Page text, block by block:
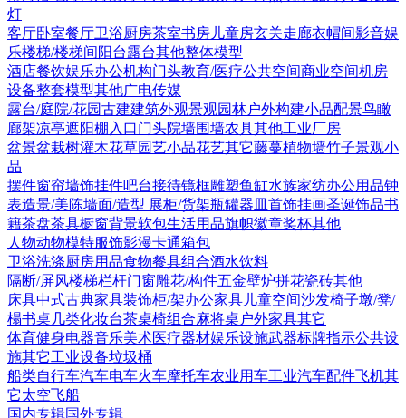
灯
客厅卧室餐厅卫浴厨房茶室书房 儿童房玄关走廊衣帽间影音娱
乐楼梯/楼梯间 阳台露台其他整体模型
酒店餐饮娱乐办公机构门头教育/医疗公共空间商业空间机房
设备整套模型其他广电传媒
露台/庭院/花园古建建筑外观景观园林户外构建小品配景鸟瞰
廊架凉亭遮阳棚 入口门头院墙围墙农具其他工业厂房
盆景盆栽树灌木花草园艺小品花艺其它藤蔓植物墙竹子景观小
品
摆件窗帘墙饰挂件吧台接待镜框雕塑鱼缸水族家纺办公用品钟
表造景/美陈墙面/造型 展柜/货架瓶罐器皿 首饰挂画圣诞饰品书
籍茶盘茶具橱窗背景软包生活用品旗帜徽章奖杯其他
人物动物模特服饰影漫卡通箱包
卫浴洗涤厨房用品食物餐具组合酒水饮料
隔断/屏风楼梯栏杆门窗雕花/构件五金壁炉拼花瓷砖其他
床具中式古典家具装饰柜/架办公家具 儿童空间沙发椅子墩/凳/
榻书桌 几类化妆台茶桌椅组合麻将桌 户外家具其它
体育健身电器音乐美术医疗器材娱乐设施武器标牌指示公共设
施其它工业设备垃圾桶
船类自行车汽车电车火车摩托车农业用车工业汽车配件飞机其
它太空飞船
国内专辑国外专辑